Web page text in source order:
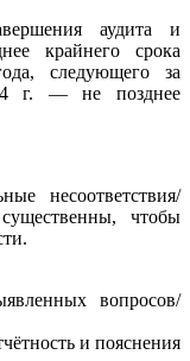
аудита и
крайнего срока
следующего за
г. — не позднее
несоответствия/
чтобы
вопросов/
и пояснения